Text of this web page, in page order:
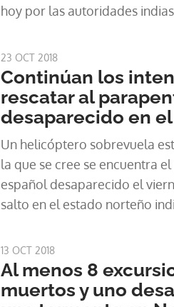
hoy por las autoridades
23 OCT 2018
Continúan los
rescatar al
desaparecido en
Un helicóptero sobrevuela
la que se cree se encuentra
español desaparecido el
salto en el estado norteño
contacto con él desde el lunes.
13 OCT 2018
Al menos 8
muertos y uno